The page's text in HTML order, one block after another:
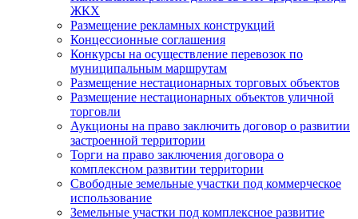
ЖКХ
Размещение рекламных конструкций
Концессионные соглашения
Конкурсы на осуществление перевозок по
муниципальным маршрутам
Размещение нестационарных торговых объектов
Размещение нестационарных объектов уличной
торговли
Аукционы на право заключить договор о развитии
застроенной территории
Торги на право заключения договора о
комплексном развитии территории
Свободные земельные участки под коммерческое
использование
Земельные участки под комплексное развитие